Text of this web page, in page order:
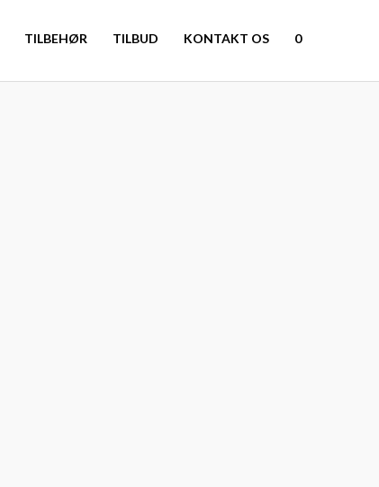
TILBEHØR TILBUD KONTAKT OS 0